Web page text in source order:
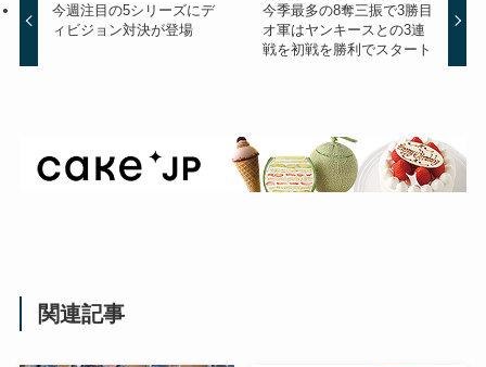
今週注目の5シリーズにデ
ィビジョン対決が登場
今季最多の8奪三振で3勝目
オ軍はヤンキースとの3連
戦を初戦を勝利でスタート
関連記事